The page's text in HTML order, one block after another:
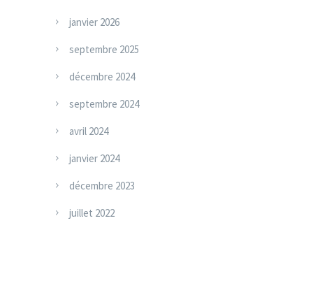
janvier 2026
septembre 2025
décembre 2024
septembre 2024
avril 2024
janvier 2024
décembre 2023
juillet 2022